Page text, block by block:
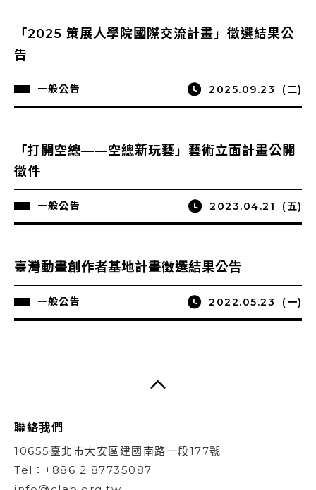
「2025 策展人學院國際交流計畫」徵選結果公
告
一般公告 2025.09.23 (二)
「打開空總——空總新玩藝」藝術立面計畫公開
徵件
一般公告 2023.04.21 (五)
臺灣動畫創作者基地計畫徵選結果公告
一般公告 2022.05.23 (一)
聯絡我們
10655臺北市大安區建國南路一段177號
Tel：+886 2 87735087